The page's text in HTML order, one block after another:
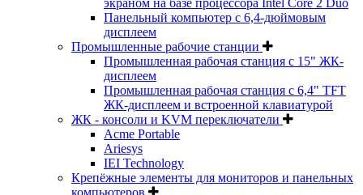
Панельный компьютер с 6,4-дюймовым
дисплеем
Промышленные рабочие станции
Промышленная рабочая станция с 15" ЖК-
дисплеем
Промышленная рабочая станция с 6,4" TFT
ЖК-дисплеем и встроенной клавиатурой
ЖК - консоли и KVM переключатели
Acme Portable
Ariesys
IEI Technology
Крепёжные элементы для мониторов и панельных
компьютеров